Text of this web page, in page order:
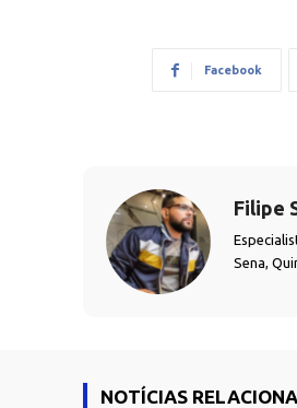
Facebook
Filipe
Sena,
NOTÍCIAS